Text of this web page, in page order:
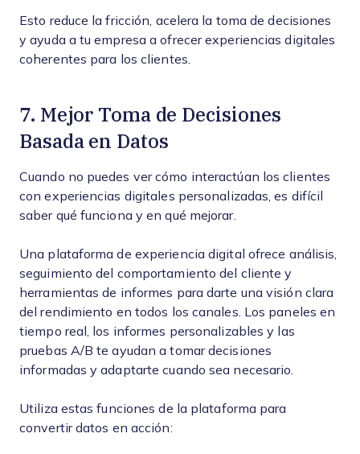
Esto reduce la fricción, acelera la toma de decisiones
y ayuda a tu empresa a ofrecer experiencias digitales
coherentes para los clientes.
7. Mejor Toma de Decisiones
Basada en Datos
Cuando no puedes ver cómo interactúan los clientes
con experiencias digitales personalizadas, es difícil
saber qué funciona y en qué mejorar.
Una plataforma de experiencia digital ofrece análisis,
seguimiento del comportamiento del cliente y
herramientas de informes para darte una visión clara
del rendimiento en todos los canales. Los paneles en
tiempo real, los informes personalizables y las
pruebas A/B te ayudan a tomar decisiones
informadas y adaptarte cuando sea necesario.
Utiliza estas funciones de la plataforma para
convertir datos en acción: